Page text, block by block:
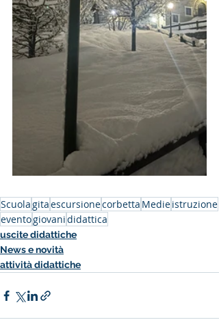
Scuolagitaescursionecorbetta Medieistruzione
eventogiovanididattica
uscite didattiche
News e novità
attività didattiche